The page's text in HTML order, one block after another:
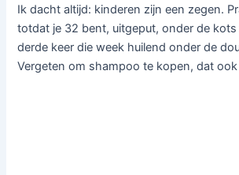
Ik dacht altijd: kinderen zijn een zegen.
totdat je 32 bent, uitgeput, onder de
derde keer die week huilend onder de
Vergeten om shampoo te kopen, dat